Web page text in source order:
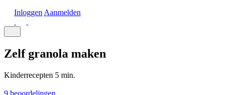
Inloggen Aanmelden
Zelf granola maken
Kinderrecepten 5 min.
9 beoordelingen